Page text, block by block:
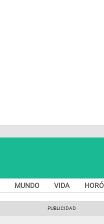
MUNDO VIDA